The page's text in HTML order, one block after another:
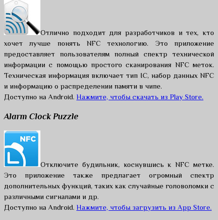
Отлично подходит для разработчиков и тех, кто
хочет лучше понять NFC технологию. Это приложение
предоставляет пользователям полный спектр технической
информации с помощью простого сканирования NFC меток.
Техническая информация включает тип IC, набор данных NFC
и информацию о распределении памяти в чипе.
Доступно на Android. Нажмите, чтобы скачать из Play Store.
Alarm Clock Puzzle
Отключите будильник, коснувшись к NFC метке.
Это приложение также предлагает огромный спектр
дополнительных функций, таких как случайные головоломки с
различными сигналами и др.
Доступно на Android. Нажмите, чтобы загрузить из App Store.